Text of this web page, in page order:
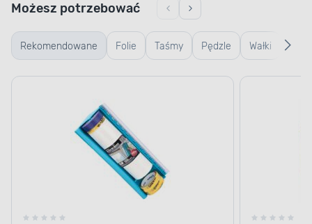
Rekomendowane Folie Taśmy Pędzle Wałki
Możesz potrzebować